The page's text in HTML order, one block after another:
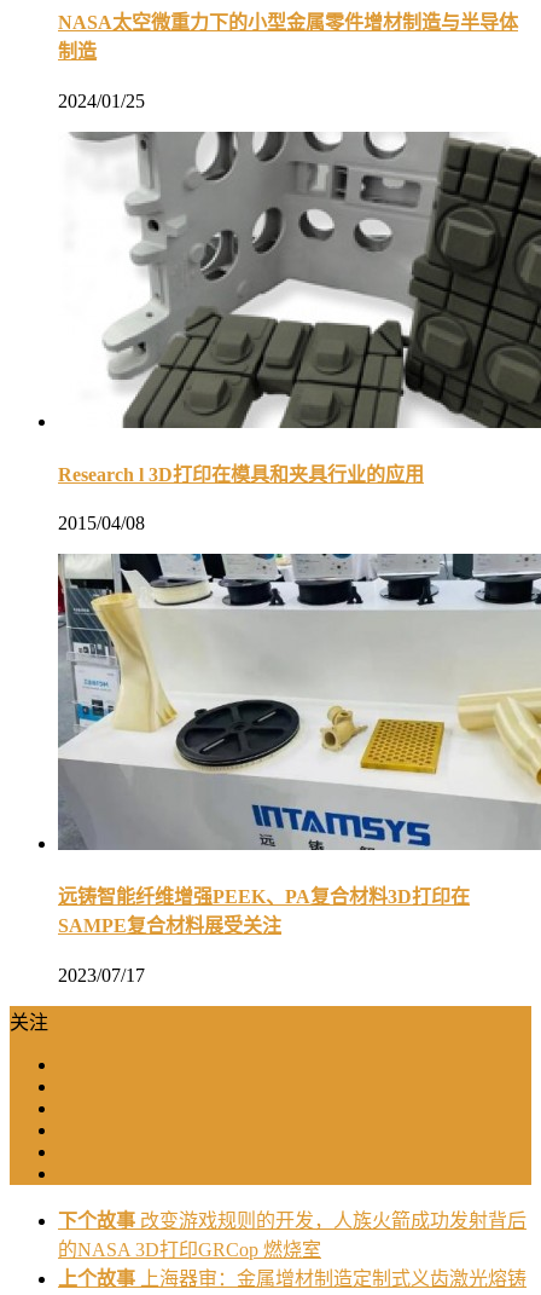
NASA太空微重力下的小型金属零件增材制造与半导体
制造
2024/01/25
Research l 3D打印在模具和夹具行业的应用
2015/04/08
远铸智能纤维增强PEEK、PA复合材料3D打印在
SAMPE复合材料展受关注
2023/07/17
关注
下个故事 改变游戏规则的开发，人族火箭成功发射背后
的NASA 3D打印GRCop 燃烧室
上个故事
上海器审：金属增材制造定制式义齿激光熔铸